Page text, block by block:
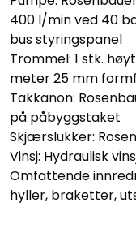
400 l/min ved 40
bus styringspanel
Trommel: 1 stk.
meter 25 mm
Takkanon:
på påbyggstaket
Skjærslukker:
Vinsj: Hydraulisk
Omfattende
hyller, braketter,